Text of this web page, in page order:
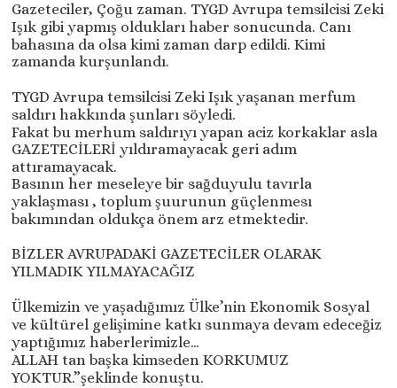
Gazeteciler, Çoğu zaman. TYGD Avrupa temsilcisi Zeki
Işık gibi yapmış oldukları haber sonucunda. Canı
bahasına da olsa kimi zaman darp edildi. Kimi
zamanda kurşunlandı.
TYGD Avrupa temsilcisi Zeki Işık yaşanan merfum
saldırı hakkında şunları söyledi.
Fakat bu merhum saldırıyı yapan aciz korkaklar asla
GAZETECİLERİ yıldıramayacak geri adım
attıramayacak.
Basının her meseleye bir sağduyulu tavırla
yaklaşması , toplum şuurunun güçlenmesı
bakımından oldukça önem arz etmektedir.
BİZLER AVRUPADAKİ GAZETECİLER OLARAK
YILMADIK YILMAYACAĞIZ
Ülkemizin ve yaşadığımız Ülke’nin Ekonomik Sosyal
ve kültürel gelişimine katkı sunmaya devam edeceğiz
yaptığımız haberlerimizle…
ALLAH tan başka kimseden KORKUMUZ
YOKTUR.”şeklinde konuştu.